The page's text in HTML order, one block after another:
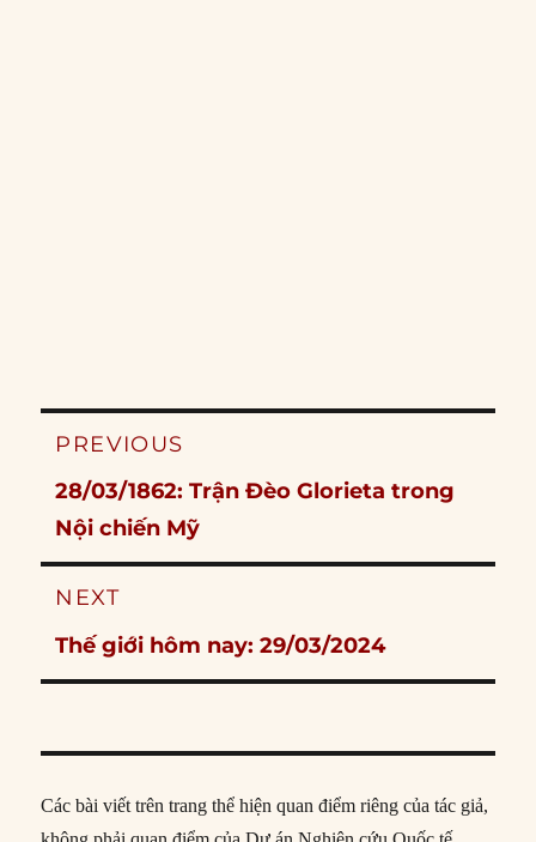
Post
PREVIOUS
Previous
post:
28/03/1862: Trận Đèo Glorieta trong
Nội chiến Mỹ
NEXT
Next
post:
Thế giới hôm nay: 29/03/2024
Các bài viết trên trang thể hiện quan điểm riêng của tác giả,